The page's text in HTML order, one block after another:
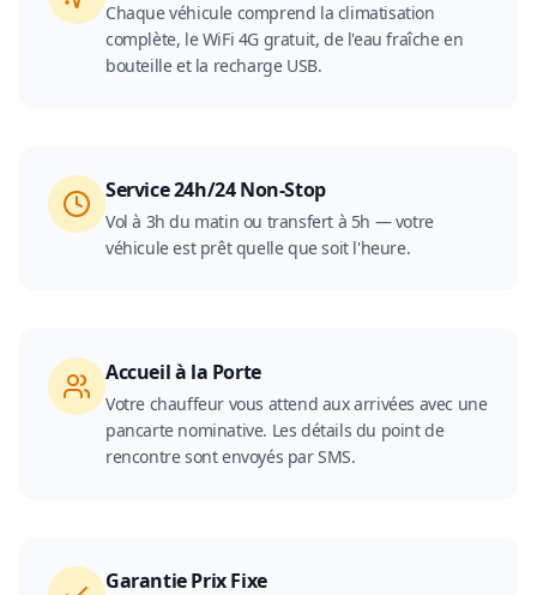
Chaque véhicule comprend la climatisation
complète, le WiFi 4G gratuit, de l'eau fraîche en
bouteille et la recharge USB.
Service 24h/24 Non-Stop
Vol à 3h du matin ou transfert à 5h — votre
véhicule est prêt quelle que soit l'heure.
Accueil à la Porte
Votre chauffeur vous attend aux arrivées avec une
pancarte nominative. Les détails du point de
rencontre sont envoyés par SMS.
Garantie Prix Fixe